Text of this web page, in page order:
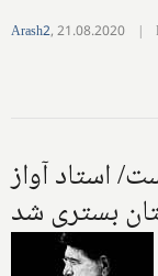
Arash2,21.08.2020 |
استاد آواز
بستری شد